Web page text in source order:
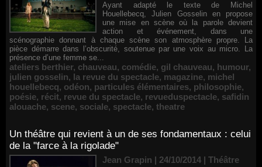
Ayant adapté le texte de Michel
Houellebecq, Julien Gosselin en propose
une mise en scène où la parole devient
action et événement, dans une
scénographie donnant à chaque scène son atmosphère propre. La
pièce démarre dans l’obscurité, soutenue par une voix au micro. La
présence d’une femme se...
ateliers berthier, chauveau, comédie, gil chauveau, humour,
julien gosselin, la revue du spectacle, magazine, michel
houellebecq, odéon, particules élémentaires, philosophie,
poésie, récit, revue du spectacle, revueduspectacle, safidin
alouache, scene, sociale, spectacle, theatre
Un théâtre qui revient à un de ses fondamentaux : celui
de la "farce à la rigolade"
Jean Grapin | 24/10/2014 | Théâtre